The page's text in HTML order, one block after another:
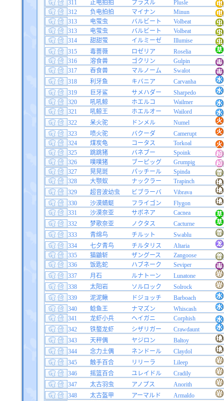
311 正电拍拍 プラスル
Plusle
312
负电拍拍 マイナン
Minun
313
电萤虫 バルビート
Volbeat
313
电萤虫 バルビート
Volbeat
314
甜甜萤 イルミーゼ
Illumise
315
毒蔷薇 ロゼリア
Roselia
316
溶食兽 ゴクリン
Gulpin
317
吞食兽 マルノーム
Swalot
318
利牙鱼 キバニア
Carvanha
319
巨牙鲨 サメハダー
Sharpedo
320
吼吼鲸 ホエルコ
Wailmer
321
吼鲸王 ホエルオー
Wailord
322
呆火驼 ドンメル
Numel
323
喷火驼 バクーダ
Camerupt
324
煤炭龟 コータス
Torkoal
325
跳跳猪 バネブー
Spoink
326
噗噗猪 ブーピッグ
Grumpig
327
晃晃斑 パッチール
Spinda
328
大颚蚁 ナックラー
Trapinch
329
超音波幼虫 ビブラーバ
Vibrava
330
沙漠蜻蜓 フライゴン
Flygon
331
沙漠奈亚 サボネア
Cacnea
332
梦歌奈亚 ノクタス
Cacturne
333
青绵鸟 チルット
Swablu
334
七夕青鸟 チルタリス
Altaria
335
猫鼬斩 ザングース
Zangoose
336
饭匙蛇 ハブネーク
Seviper
337
月石 ルナトーン
Lunatone
338
太阳岩 ソルロック
Solrock
339
泥泥鳅 ドジョッチ
Barboach
340
鲶鱼王 ナマズン
Whiscash
341
龙虾小兵 ヘイガニ
Corphish
342
铁螯龙虾 シザリガー
Crawdaunt
343
天秤偶 ヤジロン
Baltoy
344
念力土偶 ネンドール
Claydol
345
触手百合 リリーラ
Lileep
346
摇篮百合 ユレイドル
Cradily
347
太古羽虫 アノプス
Anorith
348
太古盔甲 アーマルド
Armaldo